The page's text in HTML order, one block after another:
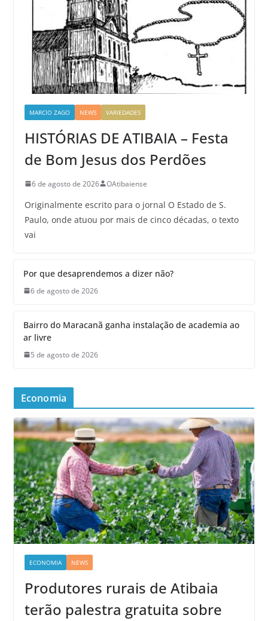
MARCIO ZAGO NEWS VARIEDADES
HISTÓRIAS DE ATIBAIA – Festa
de Bom Jesus dos Perdões
6 de agosto de 2026 OAtibaiense
Originalmente escrito para o jornal O Estado de S.
Paulo, onde atuou por mais de cinco décadas, o texto
vai
Por que desaprendemos a dizer não?
6 de agosto de 2026
Bairro do Maracanã ganha instalação de academia ao
ar livre
5 de agosto de 2026
Economia
ECONOMIA NEWS
Produtores rurais de Atibaia
terão palestra gratuita sobre